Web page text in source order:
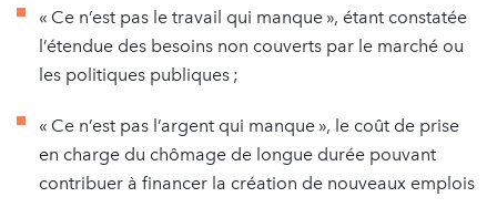
« Ce n’est pas le travail qui manque », étant constatée
l’étendue des besoins non couverts par le marché ou
les politiques publiques ;
« Ce n’est pas l’argent qui manque », le coût de prise
en charge du chômage de longue durée pouvant
contribuer à financer la création de nouveaux emplois